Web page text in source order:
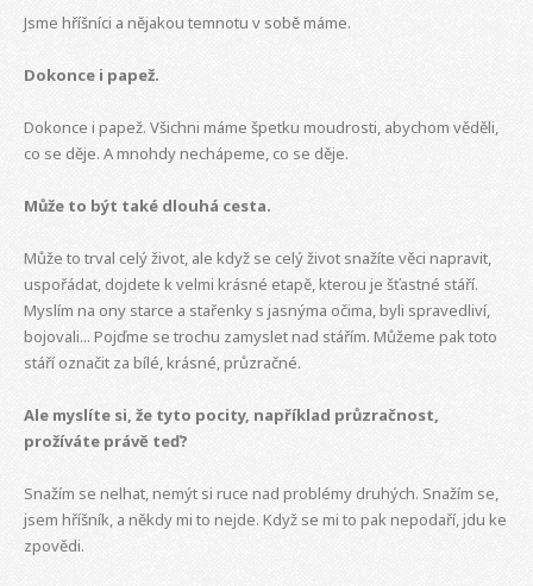
Jsme hříšníci a nějakou temnotu v sobě máme.
Dokonce i papež.
Dokonce i papež. Všichni máme špetku moudrosti, abychom věděli,
co se děje. A mnohdy nechápeme, co se děje.
Může to být také dlouhá cesta.
Může to trval celý život, ale když se celý život snažíte věci napravit,
uspořádat, dojdete k velmi krásné etapě, kterou je šťastné stáří.
Myslím na ony starce a stařenky s jasnýma očima, byli spravedliví,
bojovali... Pojďme se trochu zamyslet nad stářím. Můžeme pak toto
stáří označit za bílé, krásné, průzračné.
Ale myslíte si, že tyto pocity, například průzračnost,
prožíváte právě teď?
Snažím se nelhat, nemýt si ruce nad problémy druhých. Snažím se,
jsem hříšník, a někdy mi to nejde. Když se mi to pak nepodaří, jdu ke
zpovědi.